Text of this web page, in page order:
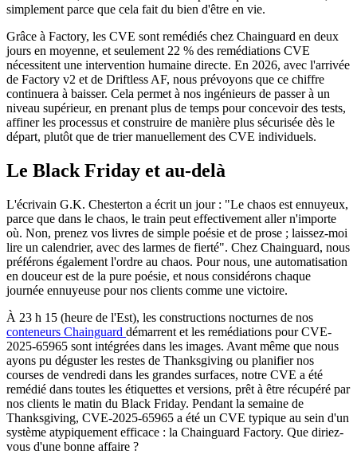
Chainguard Actions
simplement parce que cela fait du bien d'être en vie.
Grâce à Factory, les CVE sont remédiés chez Chainguard en deux
jours en moyenne, et seulement 22 % des remédiations CVE
nécessitent une intervention humaine directe. En 2026, avec l'arrivée
de Factory v2 et de Driftless AF, nous prévoyons que ce chiffre
continuera à baisser. Cela permet à nos ingénieurs de passer à un
niveau supérieur, en prenant plus de temps pour concevoir des tests,
affiner les processus et construire de manière plus sécurisée dès le
départ, plutôt que de trier manuellement des CVE individuels.
Le Black Friday et au-delà
L'écrivain G.K. Chesterton a écrit un jour : "Le chaos est ennuyeux,
parce que dans le chaos, le train peut effectivement aller n'importe
où. Non, prenez vos livres de simple poésie et de prose ; laissez-moi
lire un calendrier, avec des larmes de fierté". Chez Chainguard, nous
préférons également l'ordre au chaos. Pour nous, une automatisation
en douceur est de la pure poésie, et nous considérons chaque
journée ennuyeuse pour nos clients comme une victoire.
À 23 h 15 (heure de l'Est), les constructions nocturnes de nos
conteneurs Chainguard démarrent et les remédiations pour CVE-
2025-65965 sont intégrées dans les images. Avant même que nous
ayons pu déguster les restes de Thanksgiving ou planifier nos
courses de vendredi dans les grandes surfaces, notre CVE a été
remédié dans toutes les étiquettes et versions, prêt à être récupéré par
nos clients le matin du Black Friday. Pendant la semaine de
Thanksgiving, CVE-2025-65965 a été un CVE typique au sein d'un
système atypiquement efficace : la Chainguard Factory. Que diriez-
vous d'une bonne affaire ?